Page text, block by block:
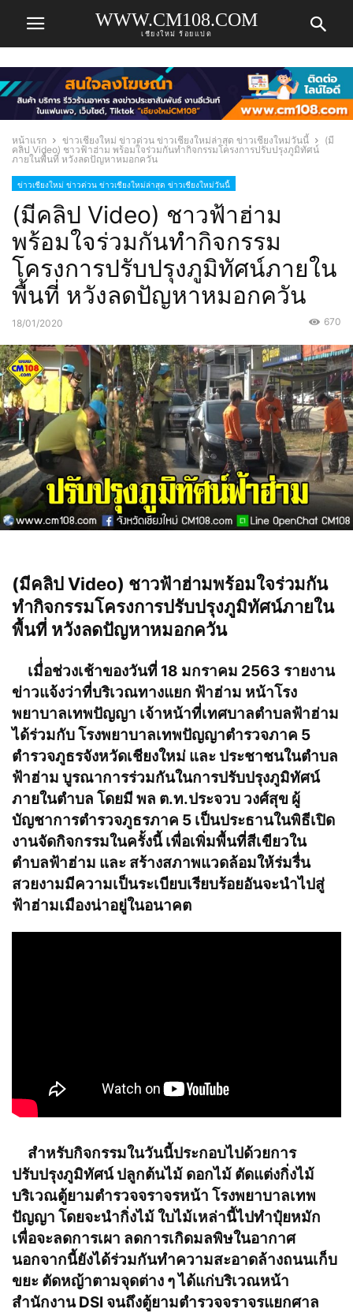
WWW.CM108.COM
เชียงใหม่ ร้อยแปด
หน้าแรก ข่าวเชียงใหม่ ข่าวด่วน ข่าวเชียงใหม่ล่าสุด ข่าวเชียงใหม่วันนี้
(มี
คลิป Video) ชาวฟ้าฮ่าม พร้อมใจร่วมกันทำกิจกรรมโครงการปรับปรุงภูมิทัศน์
ภายในพื้นที่ หวังลดปัญหาหมอกควัน
ข่าวเชียงใหม่ ข่าวด่วน ข่าวเชียงใหม่ล่าสุด ข่าวเชียงใหม่วันนี้
(มีคลิป Video) ชาวฟ้าฮ่าม
พร้อมใจร่วมกันทำกิจกรรม
โครงการปรับปรุงภูมิทัศน์ภายใน
พื้นที่ หวังลดปัญหาหมอกควัน
18/01/2020 670
(มีคลิป Video) ชาวฟ้าฮ่ามพร้อมใจร่วมกัน
ทำกิจกรรมโครงการปรับปรุงภูมิทัศน์ภายใน
พื้นที่ หวังลดปัญหาหมอกควัน
เมื่่อช่วงเช้าของวันที่ 18 มกราคม 2563 รายงาน
ข่าวแจ้งว่าที่บริเวณทางแยก ฟ้าฮ่าม หน้าโรง
พยาบาลเทพปัญญา เจ้าหน้าที่เทศบาลตำบลฟ้าฮ่าม
ได้ร่วมกับ โรงพยาบาลเทพปัญญาตำรวจภาค 5
ตำรวจภูธรจังหวัดเชียงใหม่ และ ประชาชนในตำบล
ฟ้าฮ่าม บูรณาการร่วมกันในการปรับปรุงภูมิทัศน์
ภายในตำบล โดยมี พล ต.ท.ประจวบ วงศ์สุข ผู้
บัญชาการตำรวจภูธรภาค 5 เป็นประธานในพิธีเปิด
งานจัดกิจกรรมในครั้งนี้ เพื่อเพิ่มพื้นที่สีเขียวใน
ตำบลฟ้าฮ่าม และ สร้างสภาพแวดล้อมให้ร่มรื่น
สวยงามมีความเป็นระเบียบเรียบร้อยอันจะนำไปสู่
ฟ้าฮ่ามเมืองน่าอยู่ในอนาคต
สำหรับกิจกรรมในวันนี้ประกอบไปด้วยการ
ปรับปรุงภูมิทัศน์ ปลูกต้นไม้ ดอกไม้ ตัดแต่งกิ่งไม้
บริเวณตู้ยามตำรวจจราจรหน้า โรงพยาบาลเทพ
ปัญญา โดยจะนำกิ่งไม้ ใบไม้เหล่านี้ไปทำปุ๋ยหมัก
เพื่อจะลดการเผา ลดการเกิดมลพิษในอากาศ
นอกจากนี้ยังได้ร่วมกันทำความสะอาดล้างถนนเก็บ
ขยะ ตัดหญ้าตามจุดต่าง ๆ ได้แก่บริเวณหน้า
สำนักงาน DSI จนถึงตู้ยามตำรวจจราจรแยกศาล